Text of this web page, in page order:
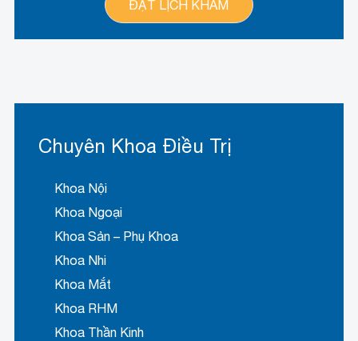
Chuyên Khoa Điều Trị
Khoa Nội
Khoa Ngoại
Khoa Sản – Phụ Khoa
Khoa Nhi
Khoa Mắt
Khoa RHM
Khoa Thần Kinh